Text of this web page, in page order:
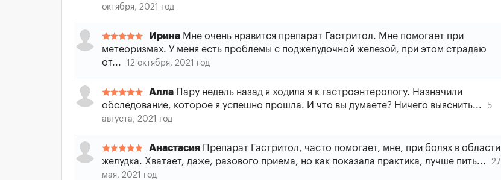
октября, 2021 год
Ирина Мне очень нравится препарат Гастритол. Мне помогает при
метеоризмах. У меня есть проблемы с поджелудочной железой, при этом страдаю
от...
12 октября, 2021 год
Алла Пару недель назад я ходила я к гастроэнтерологу. Назначили
обследование, которое я успешно прошла. И что вы думаете? Ничего выяснить...
5
августа, 2021 год
Анастасия Препарат Гастритол, часто помогает, мне, при болях в области
желудка. Хватает, даже, разового приема, но как показала практика, лучше пить...
27
мая, 2021 год